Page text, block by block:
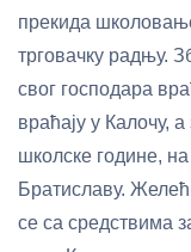
прекида
трговачку радњу.
свог господара
враћају у Калочу,
школске године,
Братиславу.
се са средствима